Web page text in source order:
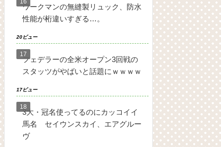
ワークマンの無縫製リュック、防水
性能が桁違いすぎる…。
20ビュー
フェデラーの全米オープン3回戦の
スタッツがやばいと話題にｗｗｗｗ
17ビュー
3大・冠名使ってるのにカッコイイ
馬名 セイウンスカイ、エアグルー
ヴ